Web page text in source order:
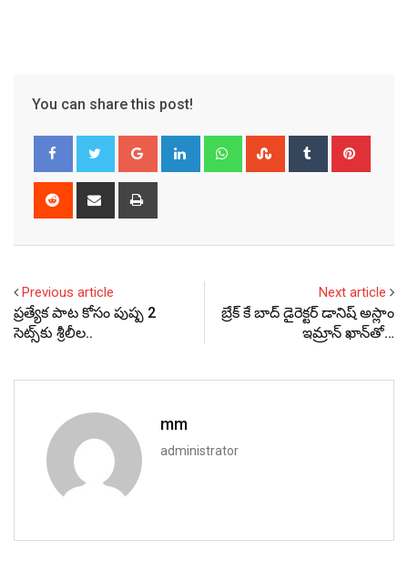
You can share this post!
Google+ LinkedIn WhatsappStumbleUpon
Tumblr
Reddit
Share
Previous article
ప్రత్యేక పాట కోసం పుష్ప 2
సెట్స్‌కు శ్రీలీల..
Next article
బ్రేక్ కే బాద్ డైరెక్టర్ డానిష్ అస్లాం
ఇమ్రాన్ ఖాన్‌తో…
mm
administrator